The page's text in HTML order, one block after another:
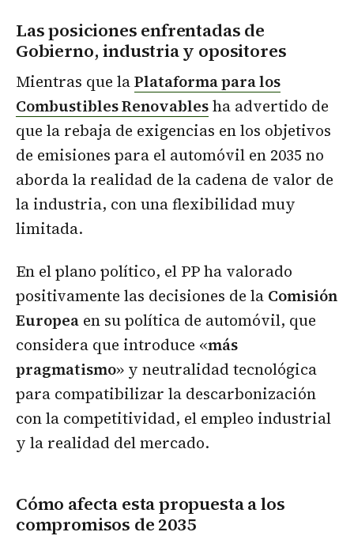
Las posiciones enfrentadas de
Gobierno, industria y opositores
Mientras que laPlataforma para los
Combustibles Renovablesha advertido de
que la rebaja de exigencias en los objetivos
de emisiones para el automóvil en 2035 no
aborda la realidad de la cadena de valor de
la industria, con una flexibilidad muy
limitada.
En el plano político, el PP ha valorado
positivamente las decisiones de la Comisión
Europea en su política de automóvil, que
considera que introduce «más
pragmatismo» y neutralidad tecnológica
para compatibilizar la descarbonización
con la competitividad, el empleo industrial
y la realidad del mercado.
Cómo afecta esta propuesta a los
compromisos de 2035